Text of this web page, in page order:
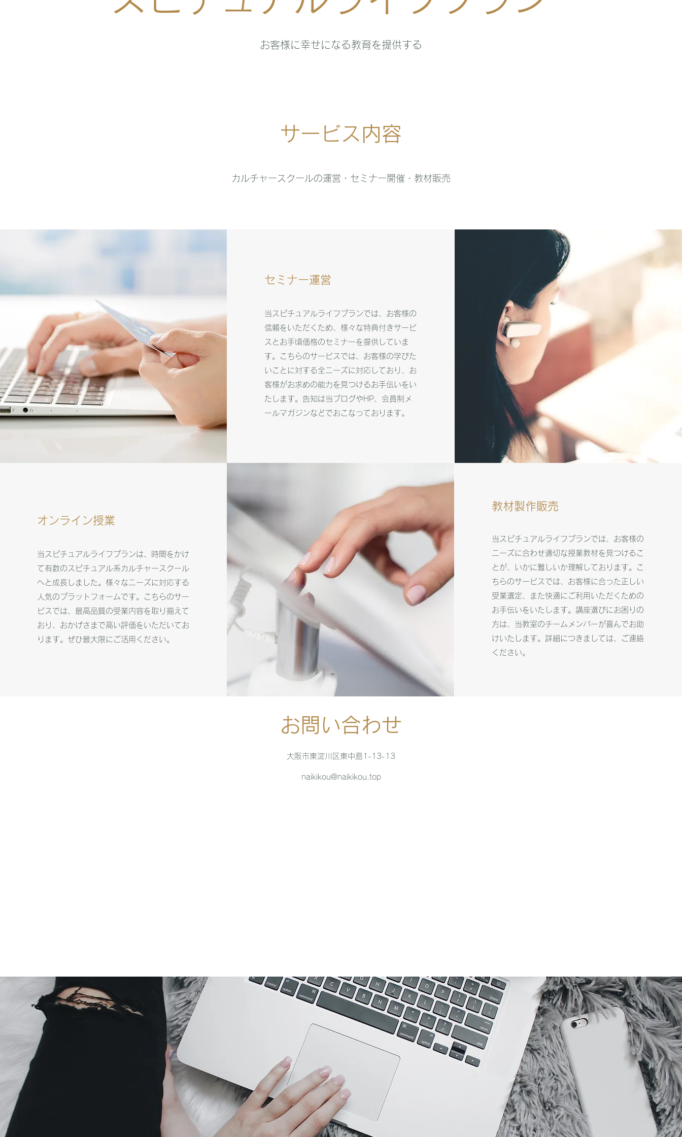
​お客様に幸せになる教育を提供する
サービス内容
​カルチャースクールの運営・セミナー開催・教材販売
セミナー運営
当スピチュアルライフプランでは、お客様の
信頼をいただくため、様々な特典付きサービ
スとお手頃価格のセミナーを提供していま
す。こちらのサービスでは、お客様の学びた
いことに対する全ニーズに対応しており、お
客様がお求めの能力を見つけるお手伝いをい
たします。告知は当ブログやHP、会員制メ
ールマガジンなどでおこなっております。
オンライン授業
当スピチュアルライフプランは、時間をかけ
て有数のスピチュアル系カルチャースクール
へと成長しました。様々なニーズに対応する
人気のプラットフォームです。こちらのサー
ビスでは、最高品質の受業内容を取り揃えて
おり、おかげさまで高い評価をいただいてお
ります。ぜひ最大限にご活用ください。
教材製作販売
当スピチュアルライフプランでは、お客様の
ニーズに合わせ適切な授業教材を見つけるこ
とが、いかに難しいか理解しております。こ
ちらのサービスでは、お客様に合った正しい
受業選定、また快適にご利用いただくための
お手伝いをいたします。講座選びにお困りの
方は、当教室のチームメンバーが喜んでお助
けいたします。詳細につきましては、ご連絡
ください。
大阪市東淀川区東中島1-13-13
naikikou@naikikou.top
お問い合わせ